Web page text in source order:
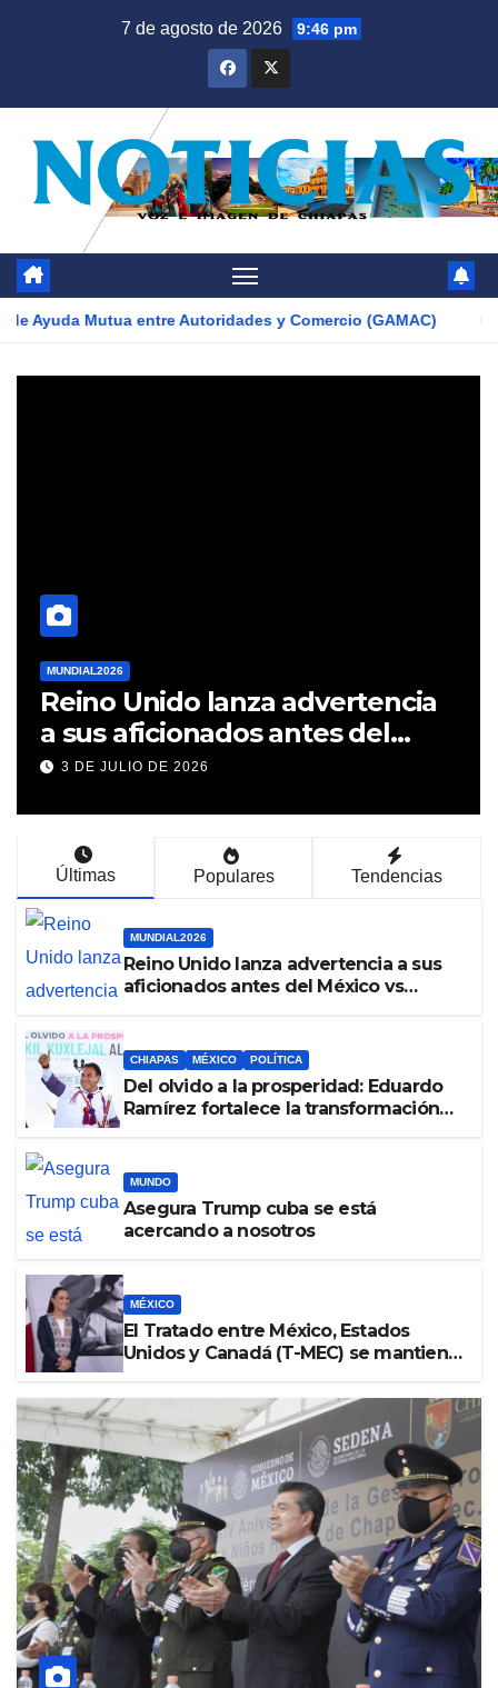
7 de agosto de 2026 9:46 pm
entre Autoridades y Comercio (GAMAC) Del olvido
MUNDIAL2026
Reino Unido lanza advertencia
a sus aficionados antes del
México vs Inglaterra en el
3 DE JULIO DE 2026
Últimas Populares Tendencias
MUNDIAL2026
Reino Unido lanza advertencia a sus
aficionados antes del México vs
CHIAPAS MÉXICO POLÍTICA
Del olvido a la prosperidad: Eduardo
Ramírez fortalece la transformación
MUNDO
Asegura Trump cuba se está
acercando a nosotros
MÉXICO
El Tratado entre México, Estados
Unidos y Canadá (T-MEC) se mantiene
Sheinbaum